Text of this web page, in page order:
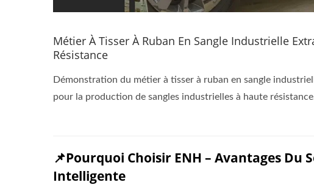
Métier À Tisser À Ruban En Sangle Industrielle
Résistance
Démonstration du métier à tisser à ruban en sangle
pour la production de sangles industrielles à haute
📌Pourquoi Choisir ENH – Avantages
Intelligente